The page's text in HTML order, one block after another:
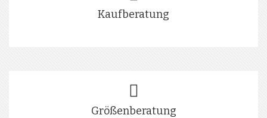
Kaufberatung
Größenberatung